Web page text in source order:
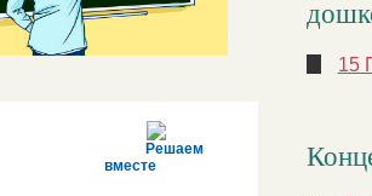
Решаем
вместе
15